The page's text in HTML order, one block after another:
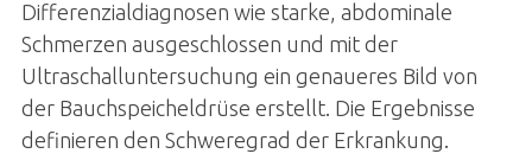
Differenzialdiagnosen wie starke, abdominale
Schmerzen ausgeschlossen und mit der
Ultraschalluntersuchung ein genaueres Bild von
der Bauchspeicheldrüse erstellt. Die Ergebnisse
definieren den Schweregrad der Erkrankung.